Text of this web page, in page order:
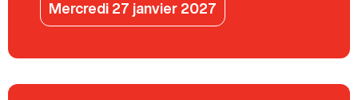
Mercredi 27 janvier 2027